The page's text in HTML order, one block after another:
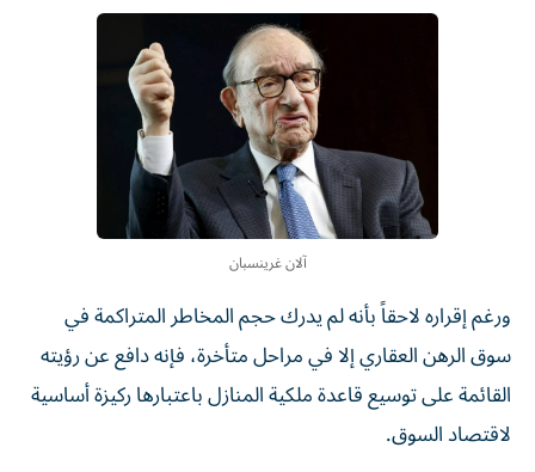
آلان غرينسبان
ورغم إقراره لاحقاً بأنه لم يدرك حجم المخاطر المتراكمة في
سوق الرهن العقاري إلا في مراحل متأخرة، فإنه دافع عن رؤيته
القائمة على توسيع قاعدة ملكية المنازل باعتبارها ركيزة أساسية
لاقتصاد السوق.